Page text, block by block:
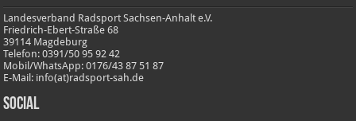
Landesverband Radsport Sachsen-Anhalt e.V.
Friedrich-Ebert-Straße 68
39114 Magdeburg
Telefon: 0391/50 95 92 42
Mobil/WhatsApp: 0176/43 87 51 87
E-Mail: info(at)radsport-sah.de
Social